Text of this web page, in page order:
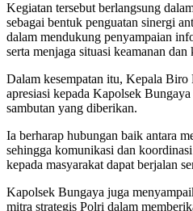
Kegiatan tersebut berlangsung
sebagai bentuk penguatan sinergi
dalam mendukung penyampaian
serta menjaga situasi keamanan dan
Dalam kesempatan itu, Kepala Biro
apresiasi kepada Kapolsek
sambutan yang diberikan.
Ia berharap hubungan baik antara
sehingga komunikasi dan
kepada masyarakat dapat berjalan
Kapolsek Bungaya juga
mitra strategis Polri dalam